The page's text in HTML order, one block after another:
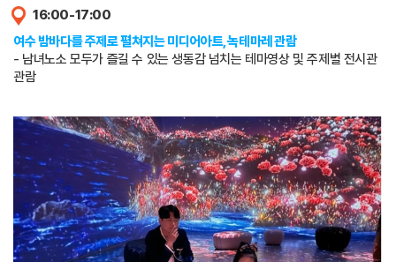
16:00-17:00
여수 밤바다를 주제로 펼쳐지는 미디어아트, 녹테마레 관람
- 남녀노소 모두가 즐길 수 있는 생동감 넘치는 테마영상 및 주제별 전시관
관람